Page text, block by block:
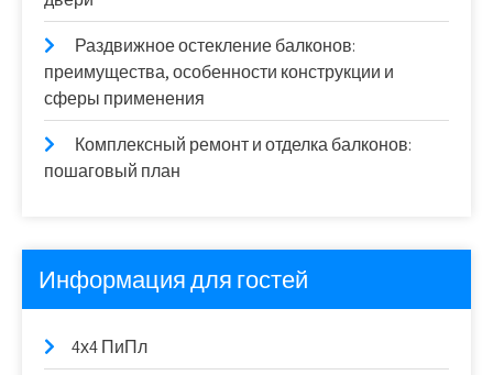
Раздвижное остекление балконов:
преимущества, особенности конструкции и
сферы применения
Комплексный ремонт и отделка балконов:
пошаговый план
Информация для гостей
4х4 ПиПл